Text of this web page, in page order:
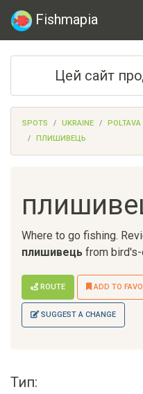
Fishmapia
Цей сайт
SPOTS UKRAINE
ПЛИШИВЕЦЬ
Where to go fishing.
плишивець from bird's-
ROUTE ADD TO
SUGGEST A CHANGE
Тип: